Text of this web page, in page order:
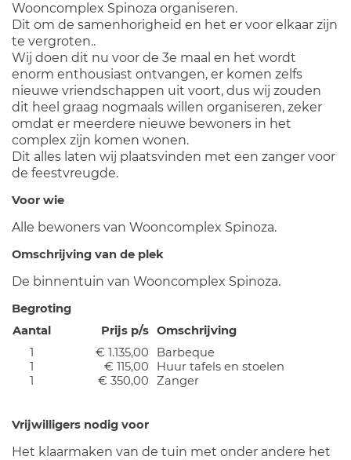
Wooncomplex Spinoza organiseren.
Dit om de samenhorigheid en het er voor elkaar zijn
te vergroten..
Wij doen dit nu voor de 3e maal en het wordt
enorm enthousiast ontvangen, er komen zelfs
nieuwe vriendschappen uit voort, dus wij zouden
dit heel graag nogmaals willen organiseren, zeker
omdat er meerdere nieuwe bewoners in het
complex zijn komen wonen.
Dit alles laten wij plaatsvinden met een zanger voor
de feestvreugde.
Voor wie
Alle bewoners van Wooncomplex Spinoza.
Omschrijving van de plek
De binnentuin van Wooncomplex Spinoza.
Begroting
Aantal
Prijs p/s Omschrijving
1
€ 1.135,00
Barbeque
1
€ 115,00
Huur tafels en stoelen
1
€ 350,00 Zanger
Vrijwilligers nodig voor
Het klaarmaken van de tuin met onder andere het